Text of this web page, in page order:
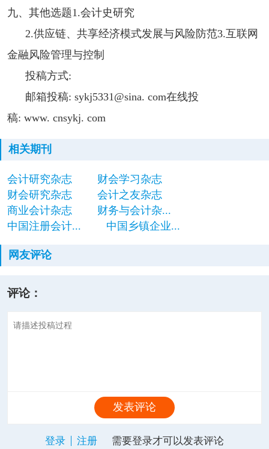
九、其他选题1.会计史研究
2.供应链、共享经济模式发展与风险防范3.互联网
金融风险管理与控制
投稿方式:
邮箱投稿: sykj5331@sina. com在线投
稿: www. cnsykj. com
相关期刊
会计研究杂志
财会学习杂志
财会研究杂志
会计之友杂志
商业会计杂志
财务与会计杂...
中国注册会计...
中国乡镇企业...
网友评论
评论：
发表评论
登录 注册 需要登录才可以发表评论